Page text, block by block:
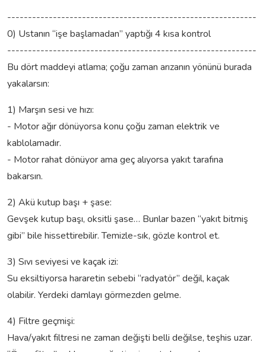
------------------------------------------------------------
0) Ustanın “işe başlamadan” yaptığı 4 kısa kontrol
------------------------------------------------------------
Bu dört maddeyi atlama; çoğu zaman arızanın yönünü burada
yakalarsın:
1) Marşın sesi ve hızı:
- Motor ağır dönüyorsa konu çoğu zaman elektrik ve
kablolamadır.
- Motor rahat dönüyor ama geç alıyorsa yakıt tarafına
bakarsın.
2) Akü kutup başı + şase:
Gevşek kutup başı, oksitli şase… Bunlar bazen “yakıt bitmiş
gibi” bile hissettirebilir. Temizle-sık, gözle kontrol et.
3) Sıvı seviyesi ve kaçak izi:
Su eksiltiyorsa hararetin sebebi “radyatör” değil, kaçak
olabilir. Yerdeki damlayı görmezden gelme.
4) Filtre geçmişi:
Hava/yakıt filtresi ne zaman değişti belli değilse, teşhis uzar.